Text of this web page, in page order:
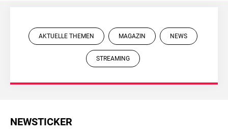
AKTUELLE THEMEN MAGAZIN NEWS
STREAMING
NEWSTICKER